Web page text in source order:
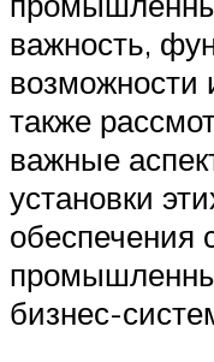
важность,
возможности
также
важные
установки
обеспечения
бизнес-